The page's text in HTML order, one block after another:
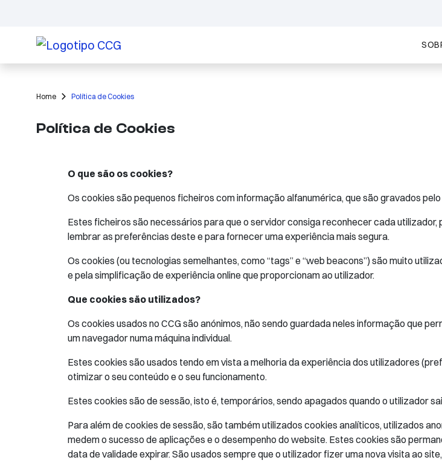
Home Política de Cookies
Política de Cookies
O que são os cookies?
Os cookies são pequenos ficheiros com informação alfanumérica, que são gravados
Estes ficheiros são necessários para que o servidor consiga reconhecer cada
lembrar as preferências deste e para fornecer uma experiência mais segura.
Os cookies (ou tecnologias semelhantes, como “tags” e “web beacons”) são muito
e pela simplificação de experiência online que proporcionam ao utilizador.
Que cookies são utilizados?
Os cookies usados no CCG são anónimos, não sendo guardada neles informação que
um navegador numa máquina individual.
Estes cookies são usados tendo em vista a melhoria da experiência dos utilizadores
otimizar o seu conteúdo e o seu funcionamento.
Estes cookies são de sessão, isto é, temporários, sendo apagados quando o utilizador
Para além de cookies de sessão, são também utilizados cookies analíticos, utilizados
medem o sucesso de aplicações e o desempenho do website. Estes cookies são
data de validade expirar. São usados sempre que o utilizador fizer uma nova visita ao